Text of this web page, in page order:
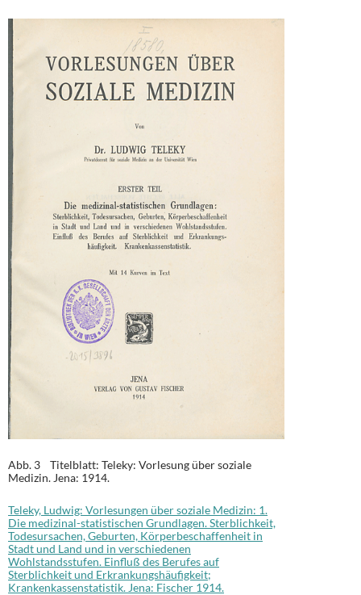
Abb. 3 Titelblatt: Teleky: Vorlesung über soziale
Medizin. Jena: 1914.
Teleky, Ludwig: Vorlesungen über soziale Medizin: 1.
Die medizinal-statistischen Grundlagen. Sterblichkeit,
Todesursachen, Geburten, Körperbeschaffenheit in
Stadt und Land und in verschiedenen
Wohlstandsstufen. Einfluß des Berufes auf
Sterblichkeit und Erkrankungshäufigkeit;
Krankenkassenstatistik. Jena: Fischer 1914.